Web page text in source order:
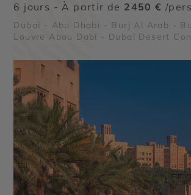
6 jours - À partir de 2450 € /pers
Dubaï - Abu Dhabi - Burj Al Arab -
Louvre Abou Dabi - Dubaï Desert